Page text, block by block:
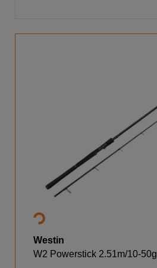
Westin
W2 Powerstick 2.51m/10-50g